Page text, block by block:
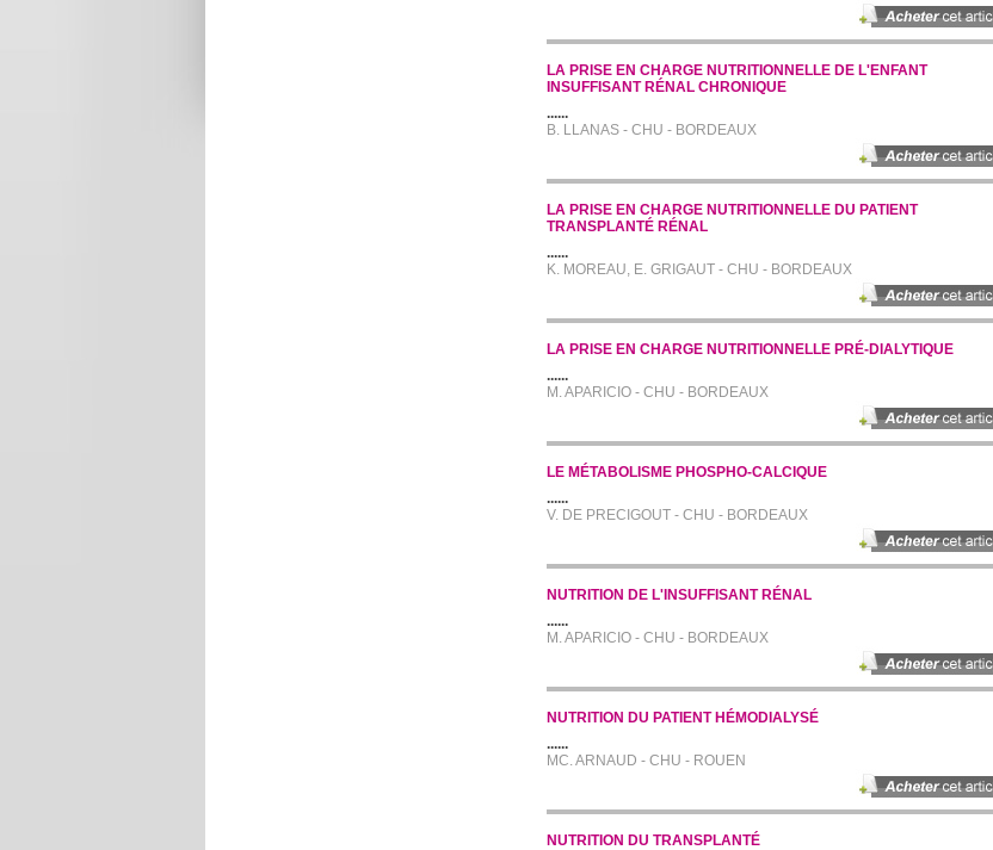
LA PRISE EN CHARGE NUTRITIONNELLE DE L'ENFANT
INSUFFISANT RÉNAL CHRONIQUE
......
B. LLANAS - CHU - BORDEAUX
LA PRISE EN CHARGE NUTRITIONNELLE DU PATIENT
TRANSPLANTÉ RÉNAL
......
K. MOREAU, E. GRIGAUT - CHU - BORDEAUX
LA PRISE EN CHARGE NUTRITIONNELLE PRÉ-DIALYTIQUE
......
M. APARICIO - CHU - BORDEAUX
LE MÉTABOLISME PHOSPHO-CALCIQUE
......
V. DE PRECIGOUT - CHU - BORDEAUX
NUTRITION DE L'INSUFFISANT RÉNAL
......
M. APARICIO - CHU - BORDEAUX
NUTRITION DU PATIENT HÉMODIALYSÉ
......
MC. ARNAUD - CHU - ROUEN
NUTRITION DU TRANSPLANTÉ